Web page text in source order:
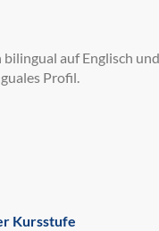
auf Englisch
Profil.
Kursstufe